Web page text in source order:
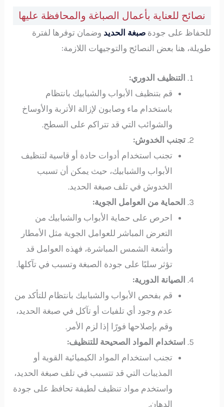
نصائح للعناية بأعمال الصباغة والمحافظة عليها
للحفاظ على جودةصبغة الحديد وضمان توفرها لفترة
طويلة، هنا بعض النصائح والتوجيهات اللازمة:
التنظيف الدوري:
قم بتنظيف الأبواب والشبابيك بانتظام
باستخدام ماء وصابون لإزالة الأتربة والأوساخ
والشوائب التي قد تتراكم على السطح.
تجنب الخدوش:
تجنب استخدام أدوات حادة أو قاسية لتنظيف
الأبواب والشبابيك، حيث يمكن أن تسبب
الخدوش في تلف صبغة الحديد.
الحماية من العوامل الجوية:
احرص على حماية الأبواب والشبابيك من
التعرض المباشر للعوامل الجوية مثل الأمطار
وأشعة الشمس المباشرة، فهذه العوامل قد
تؤثر سلبًا على جودة الصبغة وتسبب في تآكلها.
الصيانة الدورية:
قم بفحص الأبواب والشبابيك بانتظام للتأكد من
عدم وجود أي تلفيات أو تآكل في صبغة الحديد،
وقم بإصلاحها فورًا إذا لزم الأمر.
استخدام المواد الصحيحة للتنظيف:
تجنب استخدام المواد الكيميائية القوية أو
المذيبات التي قد تتسبب في تلف صبغة الحديد،
واستخدم مواد تنظيف لطيفة تحافظ على جودة
الدهان.